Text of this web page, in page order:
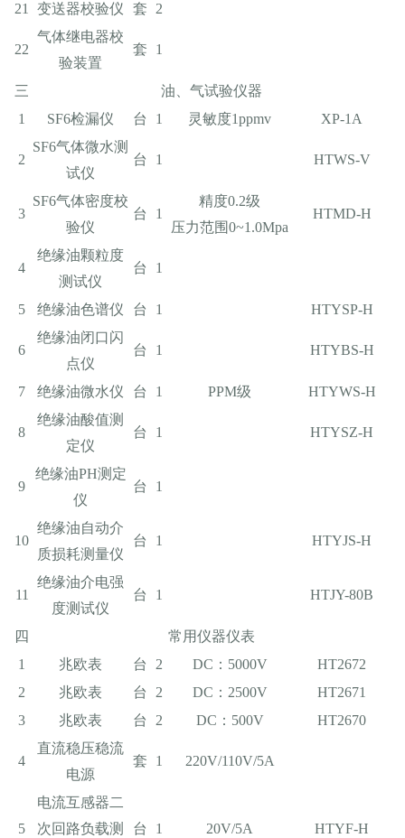
21 变送器校验仪 套 2
22
气体继电器校
验装置
套 1
三
油、气试验仪器
1
SF6检漏仪 台 1 灵敏度1ppmv XP-1A
2
SF6气体微水测
试仪
台 1 HTWS-V
3
SF6气体密度校
验仪
台 1
精度0.2级
压力范围0~1.0Mpa
HTMD-H
4
绝缘油颗粒度
测试仪
台 1
5 绝缘油色谱仪 台 1 HTYSP-H
6
绝缘油闭口闪
点仪
台 1 HTYBS-H
7 绝缘油微水仪 台 1 PPM级 HTYWS-H
8
绝缘油酸值测
定仪
台 1 HTYSZ-H
9
绝缘油PH测定
仪
台 1
10
绝缘油自动介
质损耗测量仪
台 1 HTYJS-H
11
绝缘油介电强
度测试仪
台 1 HTJY-80B
四
常用仪器仪表
1
兆欧表 台 2 DC：5000V
HT2672
2
兆欧表 台 2 DC：2500V
HT2671
3
兆欧表 台 2 DC：500V HT2670
4
直流稳压稳流
电源
套 1 220V/110V/5A
5
电流互感器二
次回路负载测
台 1 20V/5A HTYF-H